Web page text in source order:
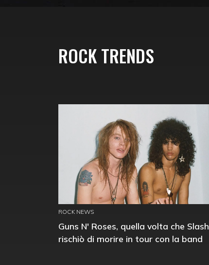
ROCK TRENDS
ROCK NEWS
Guns N' Roses, quella volta che Slash
rischiò di morire in tour con la band